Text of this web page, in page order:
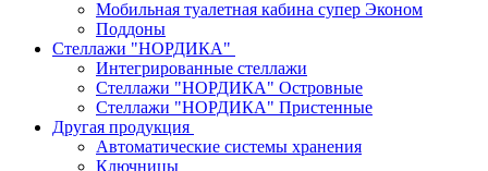
Мобильная туалетная кабина супер Эконом
Поддоны
Стеллажи "НОРДИКА"
Интегрированные стеллажи
Стеллажи "НОРДИКА" Островные
Стеллажи "НОРДИКА" Пристенные
Другая продукция
Автоматические системы хранения
Ключницы